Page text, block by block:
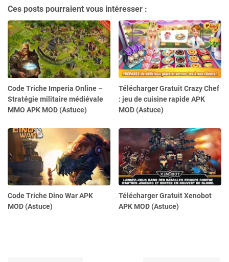
Ces posts pourraient vous intéresser :
Code Triche Imperia Online –
Stratégie militaire médiévale
MMO APK MOD (Astuce)
Télécharger Gratuit Crazy Chef
: jeu de cuisine rapide APK
MOD (Astuce)
Code Triche Dino War APK
MOD (Astuce)
Télécharger Gratuit Xenobot
APK MOD (Astuce)